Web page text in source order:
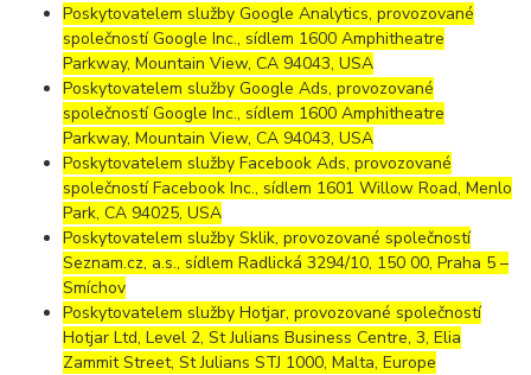
Poskytovatelem služby Google Analytics, provozované
společností Google Inc., sídlem 1600 Amphitheatre
Parkway, Mountain View, CA 94043, USA
Poskytovatelem služby Google Ads, provozované
společností Google Inc., sídlem 1600 Amphitheatre
Parkway, Mountain View, CA 94043, USA
Poskytovatelem služby Facebook Ads, provozované
společností Facebook Inc., sídlem 1601 Willow Road, Menlo
Park, CA 94025, USA
Poskytovatelem služby Sklik, provozované společností
Seznam.cz, a.s., sídlem Radlická 3294/10, 150 00, Praha 5 –
Smíchov
Poskytovatelem služby Hotjar, provozované společností
Hotjar Ltd, Level 2, St Julians Business Centre, 3, Elia
Zammit Street, St Julians STJ 1000, Malta, Europe